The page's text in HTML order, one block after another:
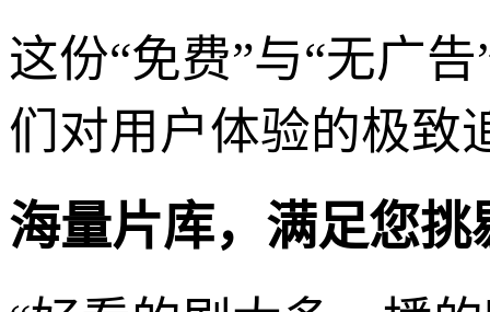
这份“免费”与“无广
们对用户体验的极致
海量片库，满足您挑